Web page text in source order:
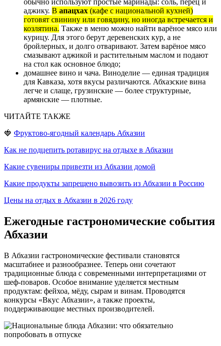
аджику. В апацхах (кафе с национальной кухней)
готовят свинину или говядину, но иногда встречается и
козлятина. Также в меню можно найти варёное мясо или
курицу. Для этого берут деревенских кур, а не
бройлерных, и долго отваривают. Затем варёное мясо
смазывают аджикой и растительным маслом и подают
на стол как основное блюдо;
домашнее вино и чача. Виноделие — единая традиция
для Кавказа, хотя вкусы различаются. Абхазские вина
легче и слаще, грузинские — более структурные,
армянские — плотные.
ЧИТАЙТЕ ТАКЖЕ
🍓 Фруктово-ягодный календарь Абхазии
Как не подцепить ротавирус на отдыхе в Абхазии
Какие сувениры привезти из Абхазии домой
Какие продукты запрещено вывозить из Абхазии в Россию
Цены на отдых в Абхазии в 2026 году
Ежегодные гастрономические события
Абхазии
В Абхазии гастрономические фестивали становятся
масштабнее и разнообразнее. Теперь они сочетают
традиционные блюда с современными интерпретациями от
шеф-поваров. Особое внимание уделяется местным
продуктам: фейхоа, мёду, сырам и винам. Проводятся
конкурсы «Вкус Абхазии», а также проекты,
поддерживающие местных производителей.